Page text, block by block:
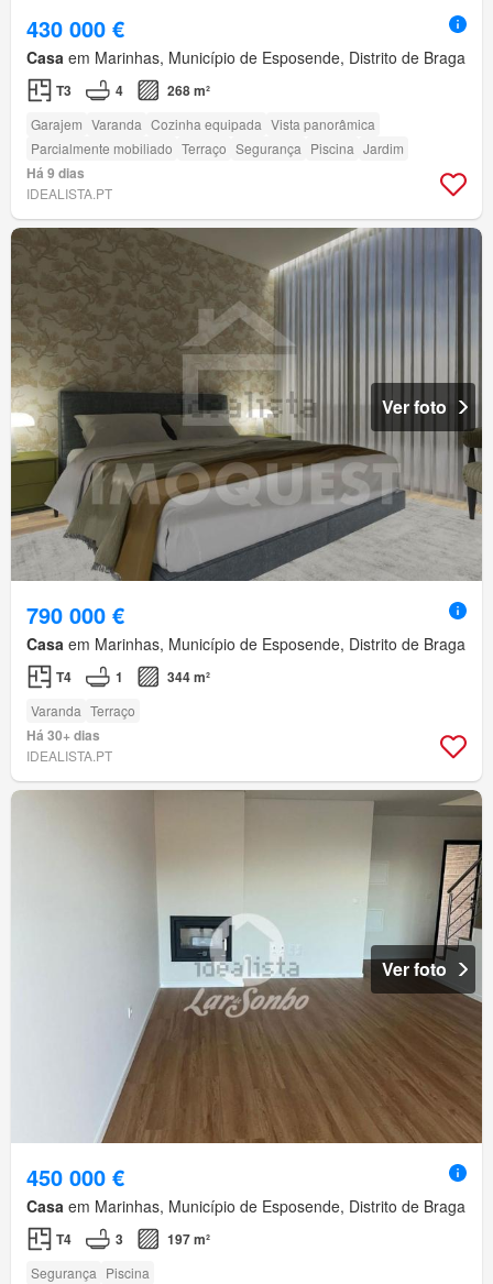
430 000 €
Casa em Marinhas, Município de Esposende, Distrito de Braga
T3 4 268 m²
Garajem Varanda Cozinha equipada Vista panorâmica
Parcialmente mobiliado Terraço Segurança Piscina Jardim
Há 9 dias
IDEALISTA.PT
Ver foto
790 000 €
Casa em Marinhas, Município de Esposende, Distrito de Braga
T4 1 344 m²
Varanda Terraço
Há 30+ dias
IDEALISTA.PT
Ver foto
450 000 €
Casa em Marinhas, Município de Esposende, Distrito de Braga
T4 3 197 m²
Segurança Piscina